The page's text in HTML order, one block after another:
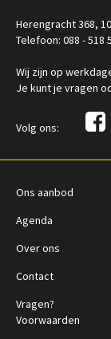
Herengracht 368,
Telefoon: 088 -
Wij zijn op
Je kunt je vragen
Volg ons:
Ons aanbod
Agenda
Over ons
Contact
Vragen?
Voorwaarden